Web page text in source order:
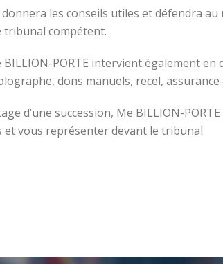
les conseils utiles et défendra au
tribunal compétent.
PORTE intervient également en
dons manuels, recel,
d’une succession, Me BILLION-
vous représenter devant le tribunal